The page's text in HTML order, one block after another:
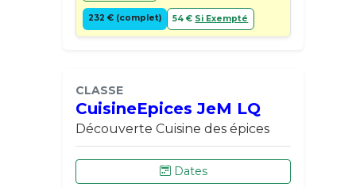
232 € (complet) 54 € Si Exempté
CLASSE
CuisineEpices JeM LQ
Découverte Cuisine des épices
Dates